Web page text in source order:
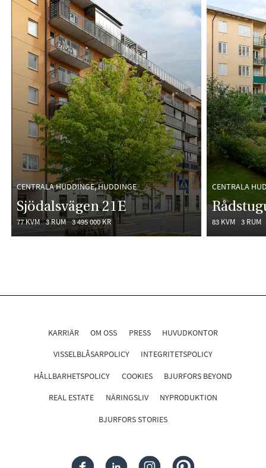
CENTRALA HUDDINGE, HUDDINGE
Sjödalsvägen 21E
77 KVM 3 RUM 3 495 000 KR
CENTRALA
83 KVM 3 RUM
KARRIÄR OM OSS PRESS HUVUDKONTOR
VISSELBLÅSARPOLICY INTEGRITETSPOLICY
HÅLLBARHETSPOLICY COOKIES BJURFORS BEYOND
REAL ESTATE NÄRINGSLIV NYPRODUKTION
BJURFORS STORIES